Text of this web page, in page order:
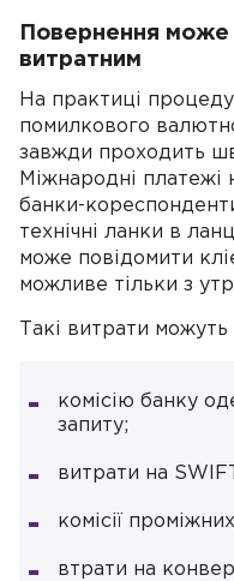
Повернення може
витратним
На практиці
помилкового
завжди проходить
Міжнародні платежі
банки-
технічні ланки в
може повідомити
можливе тільки з
Такі витрати
комісію банку
запиту;
витрати на
комісії
втрати на